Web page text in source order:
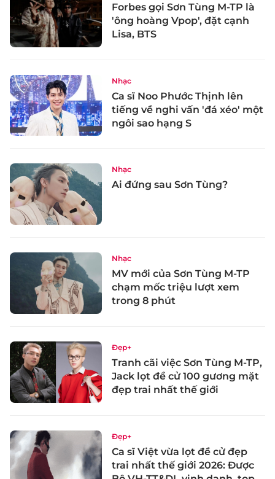
Forbes gọi Sơn Tùng M-TP là
'ông hoàng Vpop', đặt cạnh
Lisa, BTS
Nhạc
Ca sĩ Noo Phước Thịnh lên
tiếng về nghi vấn 'đá xéo' một
ngôi sao hạng S
Nhạc
Ai đứng sau Sơn Tùng?
Nhạc
MV mới của Sơn Tùng M-TP
chạm mốc triệu lượt xem
trong 8 phút
Đẹp+
Tranh cãi việc Sơn Tùng M-TP,
Jack lọt đề cử 100 gương mặt
đẹp trai nhất thế giới
Đẹp+
Ca sĩ Việt vừa lọt đề cử đẹp
trai nhất thế giới 2026: Được